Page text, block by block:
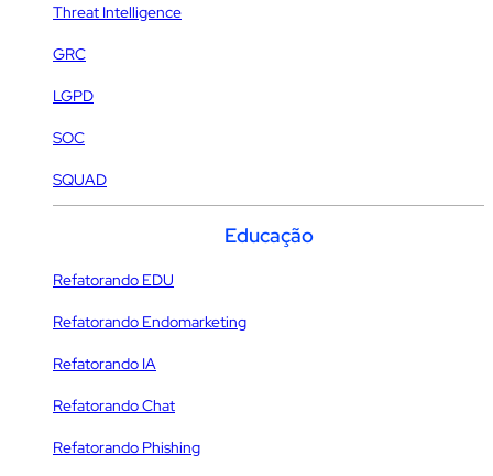
Threat Intelligence
GRC
LGPD
SOC
SQUAD
Educação
Refatorando EDU
Refatorando Endomarketing
Refatorando IA
Refatorando Chat
Refatorando Phishing